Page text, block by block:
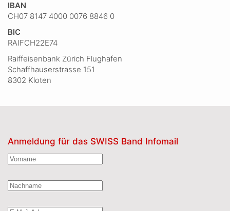
IBAN
CH07 8147 4000 0076 8846 0
BIC
RAIFCH22E74
Raiffeisenbank Zürich Flughafen
Schaffhauserstrasse 151
8302 Kloten
Anmeldung für das SWISS Band Infomail